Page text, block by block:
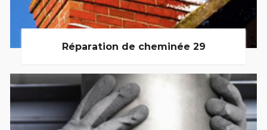
Réparation de cheminée 29